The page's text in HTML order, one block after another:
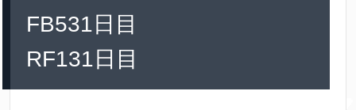
FB531日目
RF131日目